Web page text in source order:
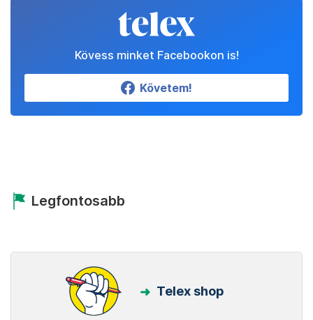
Kövess minket Facebookon is!
Követem!
Legfontosabb
Telex shop